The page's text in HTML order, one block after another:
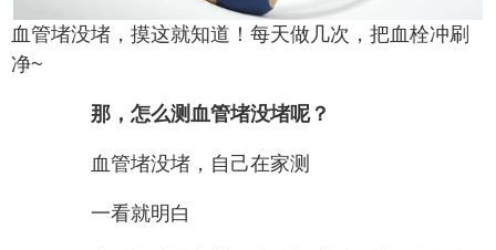
血管堵没堵，摸这就知道！每天做几次，把血栓冲刷
净~
那，怎么测血管堵没堵呢？
血管堵没堵，自己在家测
一看就明白